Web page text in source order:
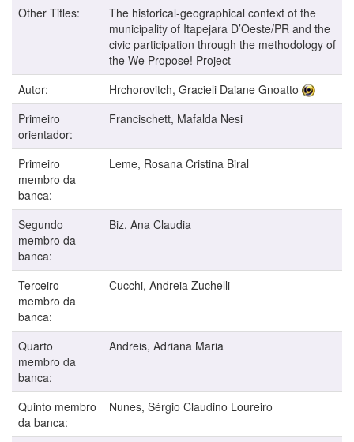
Other Titles:
The historical-geographical context of the
municipality of Itapejara D’Oeste/PR and the
civic participation through the methodology of
the We Propose! Project
Autor:
Hrchorovitch, Gracieli Daiane Gnoatto
Primeiro
orientador:
Francischett, Mafalda Nesi
Primeiro
membro da
banca:
Leme, Rosana Cristina Biral
Segundo
membro da
banca:
Biz, Ana Claudia
Terceiro
membro da
banca:
Cucchi, Andreia Zuchelli
Quarto
membro da
banca:
Andreis, Adriana Maria
Quinto membro
da banca:
Nunes, Sérgio Claudino Loureiro